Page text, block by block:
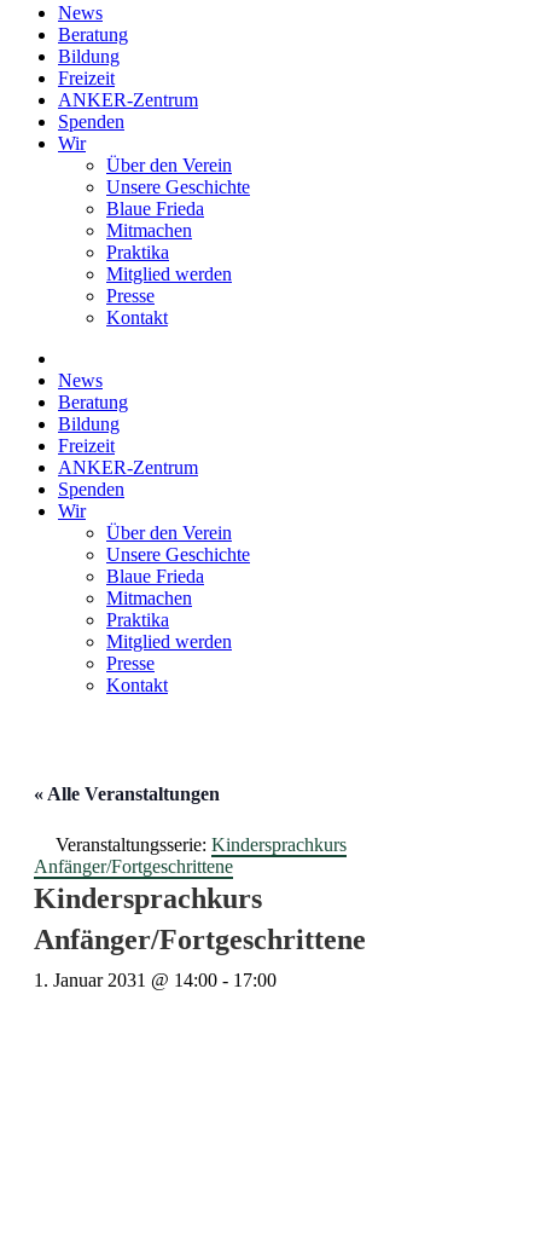
News
Beratung
Bildung
Freizeit
ANKER-Zentrum
Spenden
Wir
Über den Verein
Unsere Geschichte
Blaue Frieda
Mitmachen
Praktika
Mitglied werden
Presse
Kontakt
News
Beratung
Bildung
Freizeit
ANKER-Zentrum
Spenden
Wir
Über den Verein
Unsere Geschichte
Blaue Frieda
Mitmachen
Praktika
Mitglied werden
Presse
Kontakt
« Alle Veranstaltungen
Veranstaltungsserie: Kindersprachkurs
Anfänger/Fortgeschrittene
Kindersprachkurs
Anfänger/Fortgeschrittene
1. Januar 2031 @ 14:00 - 17:00